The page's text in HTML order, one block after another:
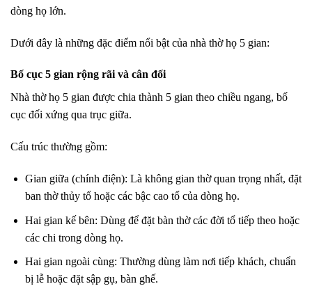
dòng họ lớn.
Dưới đây là những đặc điểm nổi bật của nhà thờ họ 5 gian:
Bố cục 5 gian rộng rãi và cân đối
Nhà thờ họ 5 gian được chia thành 5 gian theo chiều ngang, bố
cục đối xứng qua trục giữa.
Cấu trúc thường gồm:
Gian giữa (chính điện): Là không gian thờ quan trọng nhất, đặt
ban thờ thủy tổ hoặc các bậc cao tổ của dòng họ.
Hai gian kế bên: Dùng để đặt bàn thờ các đời tổ tiếp theo hoặc
các chi trong dòng họ.
Hai gian ngoài cùng: Thường dùng làm nơi tiếp khách, chuẩn
bị lễ hoặc đặt sập gụ, bàn ghế.